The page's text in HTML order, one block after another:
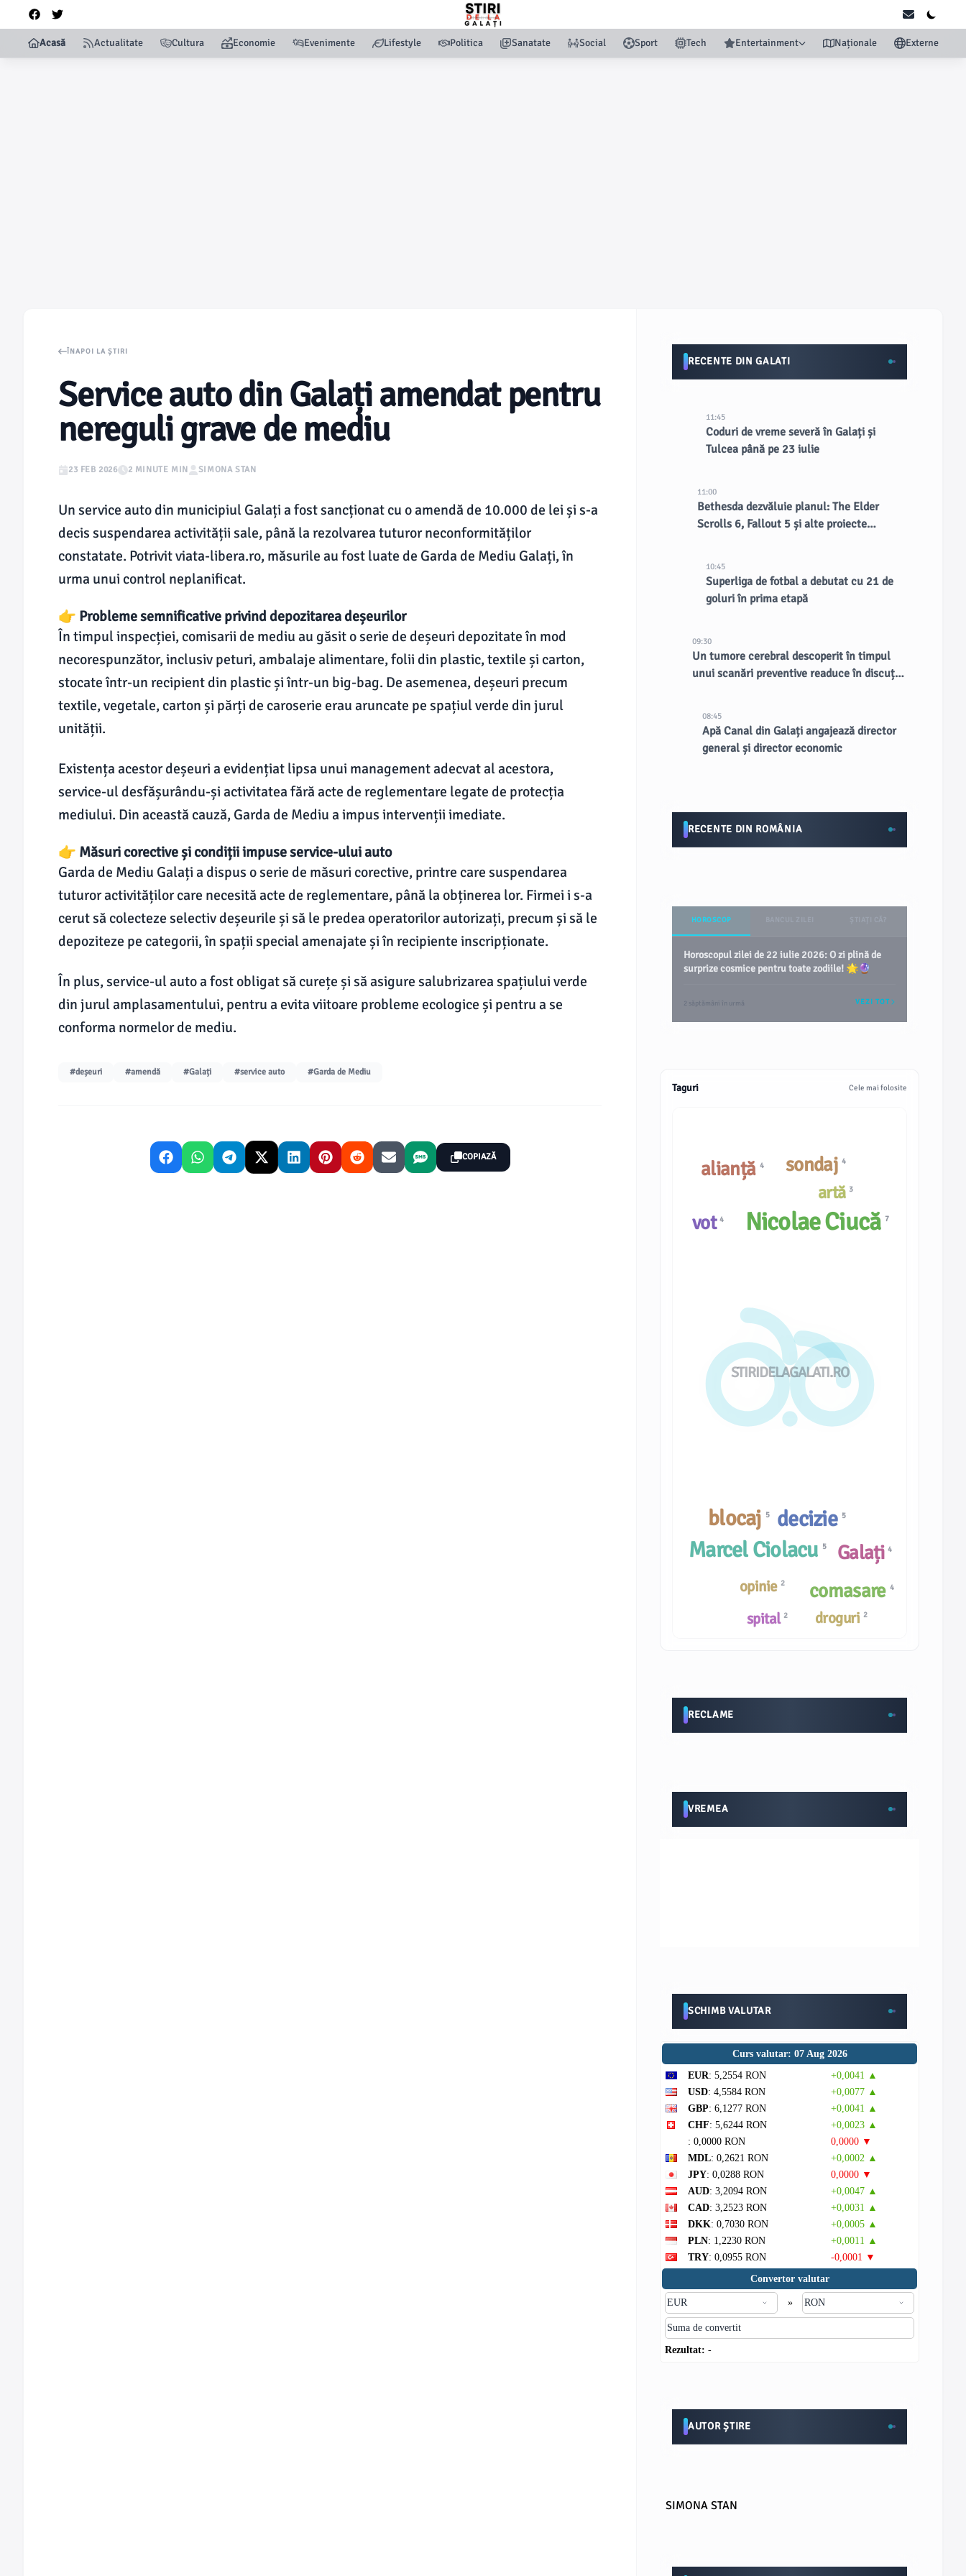
Acasă Actualitate Cultura Economie Evenimente Lifestyle Politica Sanatate Social Sport Tech Entertainment Naționale Externe
ÎNAPOI LA ȘTIRI
Service auto din Galați amendat pentru
nereguli grave de mediu
23 FEB 2026 2 MINUTE MIN SIMONA STAN
Un service auto din municipiul Galați a fost sancționat cu o amendă de 10.000 de lei și s-a
decis suspendarea activității sale, până la rezolvarea tuturor neconformităților
constatate. Potrivit viata-libera.ro, măsurile au fost luate de Garda de Mediu Galați, în
urma unui control neplanificat.
👉 Probleme semnificative privind depozitarea deșeurilor
În timpul inspecției, comisarii de mediu au găsit o serie de deșeuri depozitate în mod
necorespunzător, inclusiv peturi, ambalaje alimentare, folii din plastic, textile și carton,
stocate într-un recipient din plastic și într-un big-bag. De asemenea, deșeuri precum
textile, vegetale, carton și părți de caroserie erau aruncate pe spațiul verde din jurul
unității.
Existența acestor deșeuri a evidențiat lipsa unui management adecvat al acestora,
service-ul desfășurându-și activitatea fără acte de reglementare legate de protecția
mediului. Din această cauză, Garda de Mediu a impus intervenții imediate.
👉 Măsuri corective și condiții impuse service-ului auto
Garda de Mediu Galați a dispus o serie de măsuri corective, printre care suspendarea
tuturor activităților care necesită acte de reglementare, până la obținerea lor. Firmei i s-a
cerut să colecteze selectiv deșeurile și să le predea operatorilor autorizați, precum și să le
depoziteze pe categorii, în spații special amenajate și în recipiente inscripționate.
În plus, service-ul auto a fost obligat să curețe și să asigure salubrizarea spațiului verde
din jurul amplasamentului, pentru a evita viitoare probleme ecologice și pentru a se
conforma normelor de mediu.
#deșeuri #amendă #Galați #service auto #Garda de Mediu
COPIAZĂ
RECENTE DIN GALATI
11:45
Coduri de vreme severă în Galați și
Tulcea până pe 23 iulie
11:00
Bethesda dezvăluie planul: The Elder
Scrolls 6, Fallout 5 și alte proiecte
10:45
Superliga de fotbal a debutat cu 21 de
goluri în prima etapă
09:30
Un tumore cerebral descoperit în timpul
unui scanări preventive readuce în discuție
08:45
Apă Canal din Galați angajează director
general și director economic
RECENTE DIN ROMÂNIA
HOROSCOP
Horoscopul zilei de 22 iulie 2026: O zi plină de
surprize cosmice pentru toate zodiile! 🌟🔮
2 săptămâni în urmă VEZI TOT
Taguri Cele mai folosite
STIRIDELAGALATI.RO
spital 2
opinie 2
Nicolae Ciucă7
decizie 5
artă 3
blocaj 5
Galați4
alianță 4
comasare 4
droguri 2
sondaj4
vot4
Marcel Ciolacu 5
RECLAME
VREMEA
SCHIMB VALUTAR
Curs valutar: 07 Aug 2026
EUR: 5,2554 RON
+0,0041 ▲
USD: 4,5584 RON
+0,0077 ▲
GBP: 6,1277 RON
+0,0041 ▲
CHF: 5,6244 RON
+0,0023 ▲
: 0,0000 RON
0,0000 ▼
MDL: 0,2621 RON
+0,0002 ▲
JPY: 0,0288 RON
0,0000 ▼
AUD: 3,2094 RON
+0,0047 ▲
CAD: 3,2523 RON
+0,0031 ▲
DKK: 0,7030 RON
+0,0005 ▲
PLN: 1,2230 RON
+0,0011 ▲
TRY: 0,0955 RON
-0,0001 ▼
Convertor valutar
»
Rezultat: -
AUTOR ȘTIRE
SIMONA STAN